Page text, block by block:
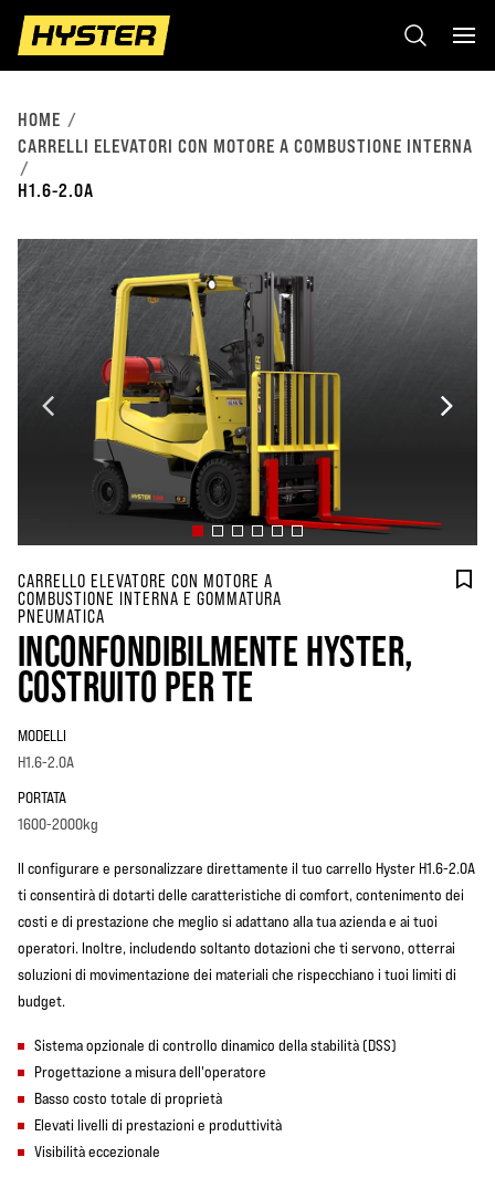
HOME
CARRELLI ELEVATORI CON MOTORE A COMBUSTIONE INTERNA
H1.6-2.0A
CARRELLO ELEVATORE CON MOTORE A
COMBUSTIONE INTERNA E GOMMATURA
PNEUMATICA
INCONFONDIBILMENTE HYSTER,
COSTRUITO PER TE
MODELLI
H1.6-2.0A
PORTATA
1600-2000kg
Il configurare e personalizzare direttamente il tuo carrello Hyster H1.6-2.0A
ti consentirà di dotarti delle caratteristiche di comfort, contenimento dei
costi e di prestazione che meglio si adattano alla tua azienda e ai tuoi
operatori. Inoltre, includendo soltanto dotazioni che ti servono, otterrai
soluzioni di movimentazione dei materiali che rispecchiano i tuoi limiti di
budget.
Sistema opzionale di controllo dinamico della stabilità (DSS)
Progettazione a misura dell'operatore
Basso costo totale di proprietà
Elevati livelli di prestazioni e produttività
Visibilità eccezionale